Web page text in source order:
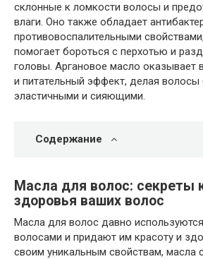
склонные к ломкости волосы и
влаги. Оно также обладает
противовоспалительными
помогает бороться с перхотью и
головы. Аргановое масло оказывает
и питательный эффект, делая волосы
эластичными и сияющими.
Содержание
Масла для волос: секреты
здоровья ваших волос
Масла для волос давно
волосами и придают им красоту и
своим уникальным свойствам, масла